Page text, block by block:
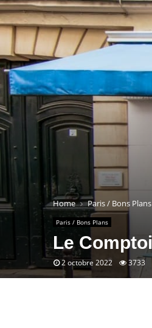
Home Paris / Bons Plans
Paris / Bons Plans
Le
2 octobre 2022 3733